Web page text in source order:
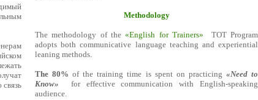
Methodology
The methodology of the«English for Trainers»
TOT Program
adopts both communicative language teaching and experiential
leaning methods.
The 80% of the training time is spent on practicing «Need to
Know» for effective communication with English-speaking
audience.